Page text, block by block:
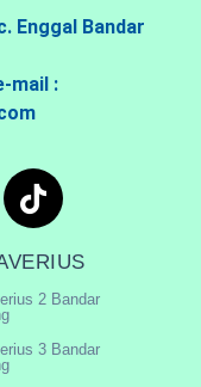
Enggal Bandar
mail :
2 Bandar
3 Bandar